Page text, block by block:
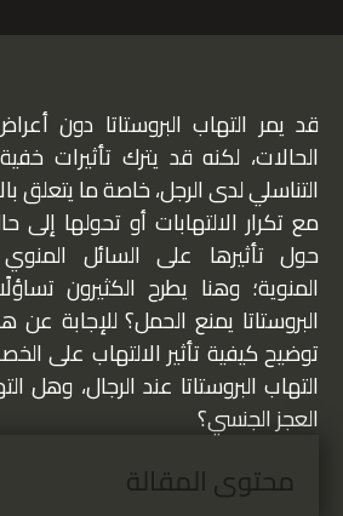
قد يمر التهاب البروستاتا دون
الحالات، لكنه قد يترك تأثيرات
التناسلي لدى الرجل، خاصة ما يتعلق
مع تكرار الالتهابات أو تحولها إلى
حول تأثيرها على السائل
المنوية؛ وهنا يطرح الكثيرون
البروستاتا يمنع الحمل؟ للإجابة
توضيح كيفية تأثير الالتهاب على
التهاب البروستاتا عند الرجال، وهل
العجز الجنسي؟
محتوى المقالة